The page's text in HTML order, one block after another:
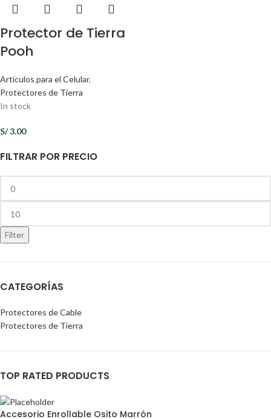
FILTRAR POR PRECIO
Filter
CATEGORÍAS
Protectores de Cable
Protectores de Tierra
TOP RATED PRODUCTS
Accesorio Enrollable Osito Marrón
Protector de Tierra
Pooh
Artículos para el Celular,
Protectores de Tierra
In stock
S/3.00